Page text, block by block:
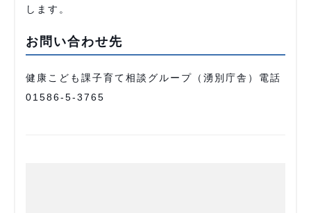
します。
お問い合わせ先
健康こども課子育て相談グループ（湧別庁舎）電話
01586-5-3765